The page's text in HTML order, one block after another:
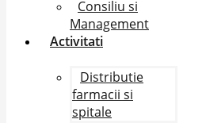
Consiliu si
Management
Activitati
Distributie
farmacii si
spitale